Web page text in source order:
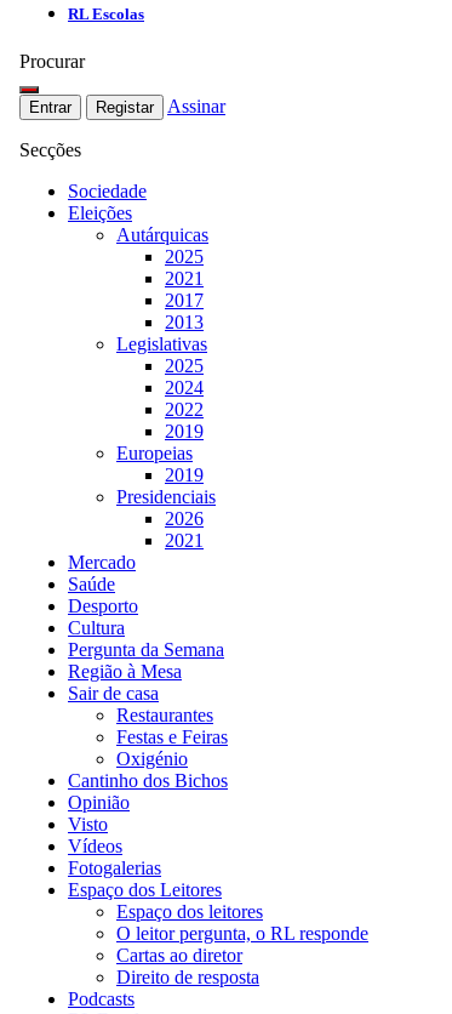
RL Escolas
Procurar
Entrar Registar Assinar
Secções
Sociedade
Eleições
Autárquicas
2025
2021
2017
2013
Legislativas
2025
2024
2022
2019
Europeias
2019
Presidenciais
2026
2021
Mercado
Saúde
Desporto
Cultura
Pergunta da Semana
Região à Mesa
Sair de casa
Restaurantes
Festas e Feiras
Oxigénio
Cantinho dos Bichos
Opinião
Visto
Vídeos
Fotogalerias
Espaço dos Leitores
Espaço dos leitores
O leitor pergunta, o RL responde
Cartas ao diretor
Direito de resposta
Podcasts